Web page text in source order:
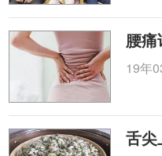
腰
19年
舌尖